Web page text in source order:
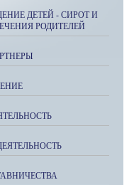
ДЕТЕЙ - СИРОТ И
РОДИТЕЛЕЙ